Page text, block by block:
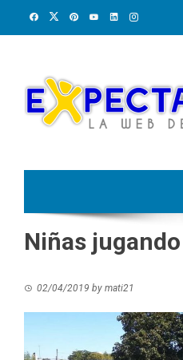
Niñas jugando
02/04/2019 by mati21